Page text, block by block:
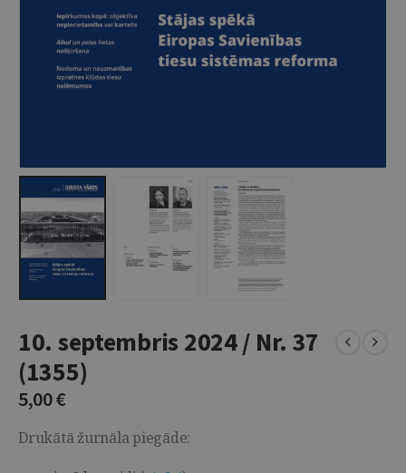
10. septembris 2024 / Nr. 37
(1355)
5,00€
Drukātā žurnāla piegāde: